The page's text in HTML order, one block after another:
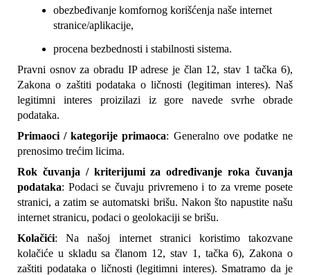
obezbeđivanje komfornog korišćenja naše internet
stranice/aplikacije,
procena bezbednosti i stabilnosti sistema.
Pravni osnov za obradu IP adrese je član 12, stav 1 tačka 6),
Zakona o zaštiti podataka o ličnosti (legitiman interes). Naš
legitimni interes proizilazi iz gore navede svrhe obrade
podataka.
Primaoci / kategorije primaoca: Generalno ove podatke ne
prenosimo trećim licima.
Rok čuvanja / kriterijumi za određivanje roka čuvanja
podataka: Podaci se čuvaju privremeno i to za vreme posete
stranici, a zatim se automatski brišu. Nakon što napustite našu
internet stranicu, podaci o geolokaciji se brišu.
Kolačići: Na našoj internet stranici koristimo takozvane
kolačiće u skladu sa članom 12, stav 1, tačka 6), Zakona o
zaštiti podataka o ličnosti (legitimni interes). Smatramo da je